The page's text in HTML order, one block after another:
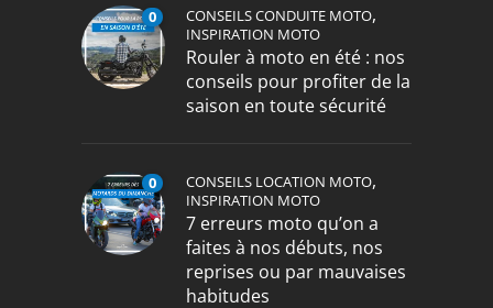
0 CONSEILS CONDUITE MOTO,
INSPIRATION MOTO
Rouler à moto en été : nos
conseils pour profiter de la
saison en toute sécurité
0 CONSEILS LOCATION MOTO,
INSPIRATION MOTO
7 erreurs moto qu’on a
faites à nos débuts, nos
reprises ou par mauvaises
habitudes